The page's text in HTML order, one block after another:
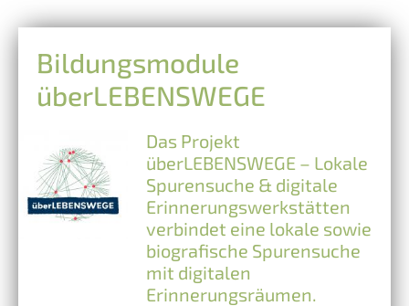
Bildungsmodule
überLEBENSWEGE
Das Projekt
überLEBENSWEGE – Lokale
Spurensuche & digitale
Erinnerungswerkstätten
verbindet eine lokale sowie
biografische Spurensuche
mit digitalen
Erinnerungsräumen.